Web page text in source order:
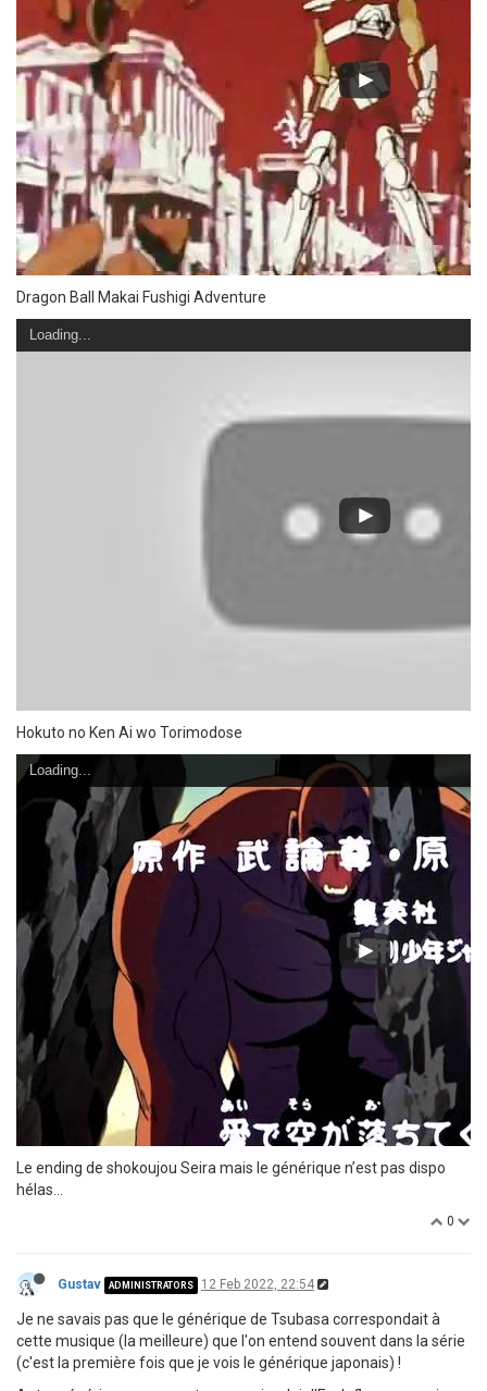
Dragon Ball Makai Fushigi Adventure
Loading...
Hokuto no Ken Ai wo Torimodose
Loading...
Le ending de shokoujou Seira mais le générique n’est pas dispo
hélas…
0
Gustav ADMINISTRATORS 12 Feb 2022, 22:54
Je ne savais pas que le générique de Tsubasa correspondait à
cette musique (la meilleure) que l'on entend souvent dans la série
(c'est la première fois que je vois le générique japonais) !